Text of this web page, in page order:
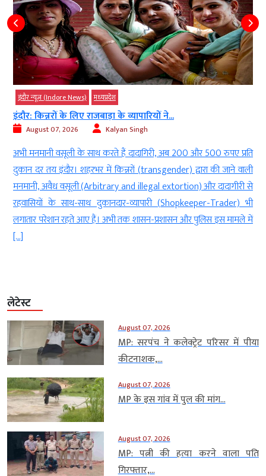
इंदौर न्यूज़ (Indore News) मध्‍यप्रदेश
इंदौर: किन्नरों के लिए राजबाड़ा के व्यापारियों ने...
August 07, 2026 Kalyan Singh
अभी मनमानी वसूली के साथ करते हैं दादागिरी, अब 200 और 500 रुपए प्रति
दुकान दर तय इंदौर। शहरभर में किन्नरों (transgender) द्वारा की जाने वाली
मनमानी, अवैध वसूली (Arbitrary and illegal extortion) और दादागीरी से
रहवासियों के साथ-साथ दुकानदार-व्यापारी (Shopkeeper-Trader) भी
लगातार परेशान रहते आए हैं। अभी तक शासन-प्रशासन और पुलिस इस मामले में
[…]
लेटेस्ट
August 07, 2026
MP: सरपंच ने कलेक्ट्रेट परिसर में पीया
कीटनाशक,...
August 07, 2026
MP के इस गांव में पुल की मांग...
August 07, 2026
MP: पत्नी की हत्या करने वाला पति
गिरफ्तार,...